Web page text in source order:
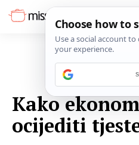
Kako
ocijediti